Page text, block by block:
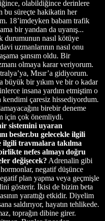
olabildiğince derinlere
bu süreçte hakikatin her
18’imdeyken babam trafik
bir yandan da uyanış...
durumunun nasıl kötüye
uzmanlarının nasıl onu
şansım oldu. Bir
olmaya karar veriyorum.
Mısır’a gidiyorum.
büyük bir yıkım ve bir o kadar
insana yardım etmiştim o
kendimi çaresiz hissediyordum.
birebir deneme
için çok önemliydi.
sistemini uyaran
besler.bu gelecekle ilgili
ilgili travmalara takılma
nefes almayı doğru
değişecek? Adrenalin gibi
negatif düşünce
plan yapma veya geçmişle
gösterir. İkisi de bizim beta
yarattığı etkidir. Diyelim
saldırıyor, hayatın tehlikede.
toprağın dibine girer.